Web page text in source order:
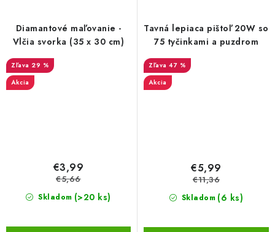
Diamantové maľovanie -
Vlčia svorka (35 x 30 cm)
29 %
Akcia
Skladom (>20 ks)
€3,99
€5,66
Tavná lepiaca pištoľ 20W so
75 tyčinkami a puzdrom
47 %
Akcia
Skladom (6 ks)
€5,99
€11,36